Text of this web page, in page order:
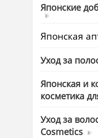
Японские
Японская
Уход за
Японская и
косметика
Уход за
Cosmetics